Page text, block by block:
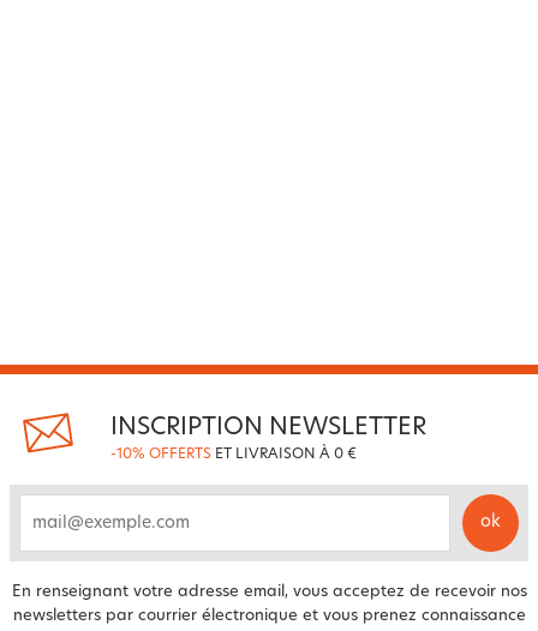
INSCRIPTION NEWSLETTER
-10% OFFERTS ET LIVRAISON À 0 €
email
ok
En renseignant votre adresse email, vous acceptez de recevoir nos
newsletters par courrier électronique et vous prenez connaissance